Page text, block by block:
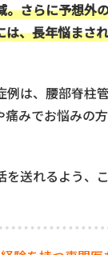
さらに予想外
、長年悩まさ
は、腰部脊柱
みでお悩みの
送れるよう、